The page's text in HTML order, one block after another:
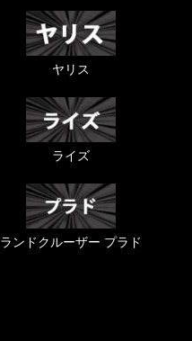
ヤリス
ライズ
ランドクルーザー プラド